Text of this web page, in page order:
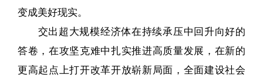
变成美好现实。
交出超大规模经济体在持续承压中回升向好的
答卷，在攻坚克难中扎实推进高质量发展，在新的
更高起点上打开改革开放崭新局面，全面建设社会